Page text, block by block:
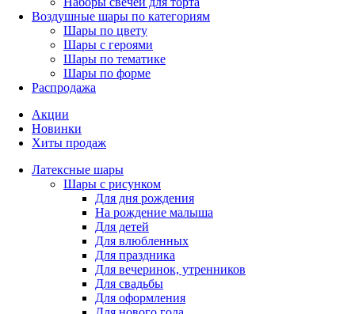
Воздушные шары по категориям
Шары по цвету
Шары с героями
Шары по тематике
Шары по форме
Распродажа
Акции
Новинки
Хиты продаж
Латексные шары
Шары с рисунком
Для дня рождения
На рождение малыша
Для детей
Для влюбленных
Для праздника
Для вечеринок, утренников
Для свадьбы
Для оформления